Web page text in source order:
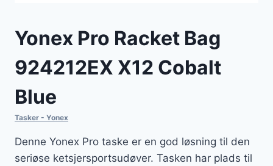
Yonex Pro Racket Bag
924212EX X12 Cobalt
Blue
Tasker - Yonex
Denne Yonex Pro taske er en god løsning til den
seriøse ketsjersportsudøver. Tasken har plads til